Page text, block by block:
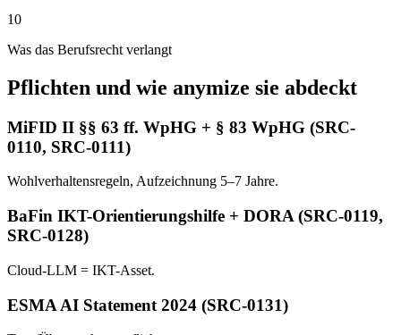
10
Was das Berufsrecht verlangt
Pflichten und wie anymize sie abdeckt
MiFID II §§ 63 ff. WpHG + § 83 WpHG (SRC-
0110, SRC-0111)
Wohlverhaltensregeln, Aufzeichnung 5–7 Jahre.
BaFin IKT-Orientierungshilfe + DORA (SRC-0119,
SRC-0128)
Cloud-LLM = IKT-Asset.
ESMA AI Statement 2024 (SRC-0131)